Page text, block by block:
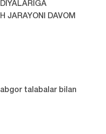
JARAYONI DAVOM
talabalar bilan